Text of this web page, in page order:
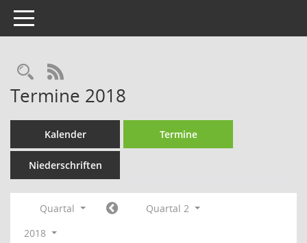
Toggle navigation
Rechercheauswahl
RSS-Feed
Termine 2018
Kalender Termine
Niederschriften
Quartal
Quartal 2
2018